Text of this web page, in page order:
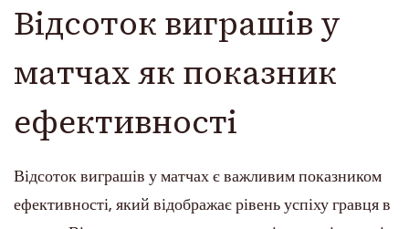
Відсоток виграшів у
матчах як показник
ефективності
Відсоток виграшів у матчах є важливим показником
ефективності, який відображає рівень успіху гравця в